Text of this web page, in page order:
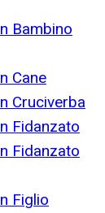
Bambino
Cane
Cruciverba
Fidanzato
Fidanzato
Figlio